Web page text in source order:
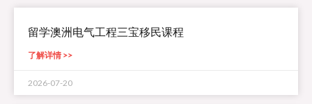
留学澳洲电气工程三宝移民课程
了解详情 >>
2026-07-20